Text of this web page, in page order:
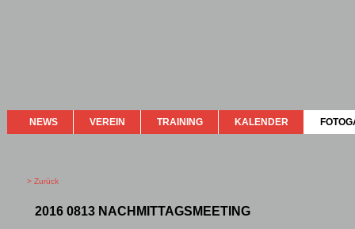
NEWS VEREIN TRAINING KALENDER
> Zurück
2016 0813 NACHMITTAGSMEETING